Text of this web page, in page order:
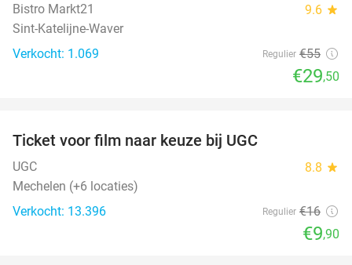
Bistro Markt21 9.6 star
Sint-Katelijne-Waver
Verkocht: 1.069
Regulier €55
€29,50
Ticket voor film naar keuze bij UGC
UGC 8.8 star
Mechelen (+6 locaties)
Verkocht: 13.396
Regulier €16
€9,90